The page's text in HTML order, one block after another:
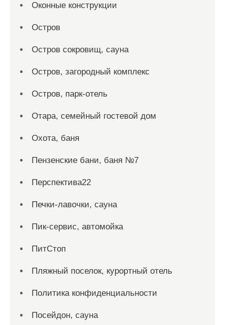
Оконные конструкции
Остров
Остров сокровищ, сауна
Остров, загородный комплекс
Остров, парк-отель
Отара, семейный гостевой дом
Охота, баня
Пензенские бани, баня №7
Перспектива22
Печки-лавочки, сауна
Пик-сервис, автомойка
ПитСтоп
Пляжный поселок, курортный отель
Политика конфиденциальности
Посейдон, сауна